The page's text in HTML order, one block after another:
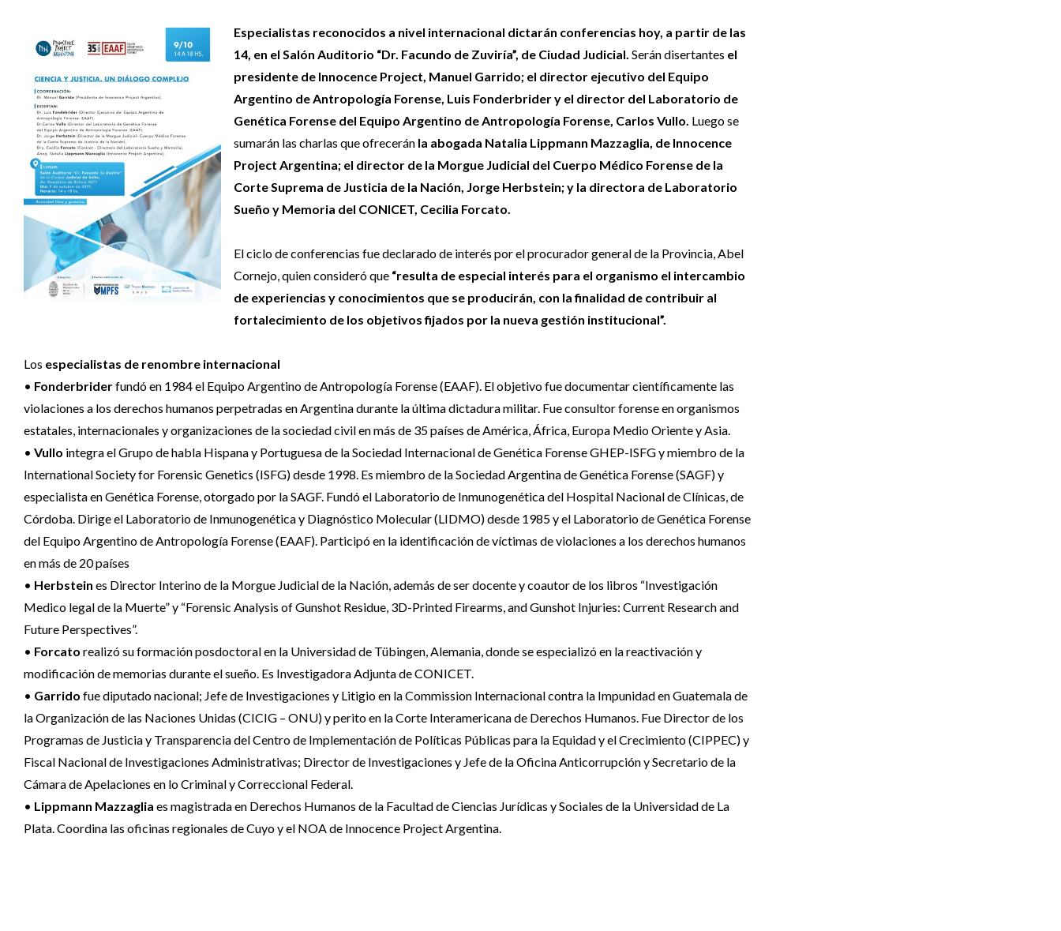
Especialistas reconocidos a nivel internacional dictarán conferencias hoy, a partir de las
14, en el Salón Auditorio “Dr. Facundo de Zuviría”, de Ciudad Judicial. Serán disertantes el
presidente de Innocence Project, Manuel Garrido; el director ejecutivo del Equipo
Argentino de Antropología Forense, Luis Fonderbrider y el director del Laboratorio de
Genética Forense del Equipo Argentino de Antropología Forense, Carlos Vullo. Luego se
sumarán las charlas que ofrecerán la abogada Natalia Lippmann Mazzaglia, de Innocence
Project Argentina; el director de la Morgue Judicial del Cuerpo Médico Forense de la
Corte Suprema de Justicia de la Nación, Jorge Herbstein; y la directora de Laboratorio
Sueño y Memoria del CONICET, Cecilia Forcato.
El ciclo de conferencias fue declarado de interés por el procurador general de la Provincia, Abel
Cornejo, quien consideró que “resulta de especial interés para el organismo el intercambio
de experiencias y conocimientos que se producirán, con la finalidad de contribuir al
fortalecimiento de los objetivos fijados por la nueva gestión institucional”.
Los especialistas de renombre internacional
• Fonderbriderfundó en 1984 el Equipo Argentino de Antropología Forense (EAAF). El objetivo fue documentar científicamente las
violaciones a los derechos humanos perpetradas en Argentina durante la última dictadura militar. Fue consultor forense en organismos
estatales, internacionales y organizaciones de la sociedad civil en más de 35 países de América, África, Europa Medio Oriente y Asia.
• Vullo integra el Grupo de habla Hispana y Portuguesa de la Sociedad Internacional de Genética Forense GHEP-ISFG y miembro de la
International Society for Forensic Genetics (ISFG) desde 1998. Es miembro de la Sociedad Argentina de Genética Forense (SAGF) y
especialista en Genética Forense, otorgado por la SAGF. Fundó el Laboratorio de Inmunogenética del Hospital Nacional de Clínicas, de
Córdoba. Dirige el Laboratorio de Inmunogenética y Diagnóstico Molecular (LIDMO) desde 1985 y el Laboratorio de Genética Forense
del Equipo Argentino de Antropología Forense (EAAF). Participó en la identificación de víctimas de violaciones a los derechos humanos
en más de 20 países
• Herbstein es Director Interino de la Morgue Judicial de la Nación, además de ser docente y coautor de los libros “Investigación
Medico legal de la Muerte” y “Forensic Analysis of Gunshot Residue, 3D-Printed Firearms, and Gunshot Injuries: Current Research and
Future Perspectives”.
• Forcato realizó su formación posdoctoral en la Universidad de Tübingen, Alemania, donde se especializó en la reactivación y
modificación de memorias durante el sueño. Es Investigadora Adjunta de CONICET.
• Garrido fue diputado nacional; Jefe de Investigaciones y Litigio en la Commission Internacional contra la Impunidad en Guatemala de
la Organización de las Naciones Unidas (CICIG – ONU) y perito en la Corte Interamericana de Derechos Humanos. Fue Director de los
Programas de Justicia y Transparencia del Centro de Implementación de Políticas Públicas para la Equidad y el Crecimiento (CIPPEC) y
Fiscal Nacional de Investigaciones Administrativas; Director de Investigaciones y Jefe de la Oficina Anticorrupción y Secretario de la
Cámara de Apelaciones en lo Criminal y Correccional Federal.
• Lippmann Mazzaglia es magistrada en Derechos Humanos de la Facultad de Ciencias Jurídicas y Sociales de la Universidad de La
Plata. Coordina las oficinas regionales de Cuyo y el NOA de Innocence Project Argentina.